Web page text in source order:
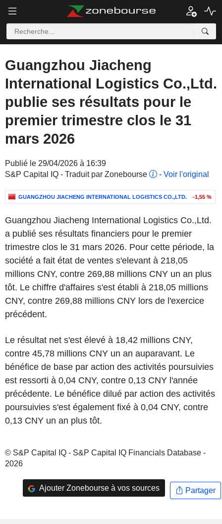
Guangzhou Jiacheng
International Logistics Co.,Ltd.
publie ses résultats pour le
premier trimestre clos le 31
mars 2026
Publié le 29/04/2026 à 16:39
S&P Capital IQ - Traduit par Zonebourse
- Voir l'original
GUANGZHOU JIACHENG INTERNATIONAL LOGISTICS CO.,LTD. -1,55 %
Guangzhou Jiacheng International Logistics Co.,Ltd.
a publié ses résultats financiers pour le premier
trimestre clos le 31 mars 2026. Pour cette période, la
société a fait état de ventes s'elevant à 218,05
millions CNY, contre 269,88 millions CNY un an plus
tôt. Le chiffre d'affaires s'est établi à 218,05 millions
CNY, contre 269,88 millions CNY lors de l'exercice
précédent.
Le résultat net s'est élevé à 18,42 millions CNY,
contre 45,78 millions CNY un an auparavant. Le
bénéfice de base par action des activités poursuivies
est ressorti à 0,04 CNY, contre 0,13 CNY l'année
précédente. Le bénéfice dilué par action des activités
poursuivies s'est également fixé à 0,04 CNY, contre
0,13 CNY un an plus tôt.
© S&P Capital IQ - S&P Capital IQ Financials Database -
2026
Ajouter Zonebourse à vos sources Partager